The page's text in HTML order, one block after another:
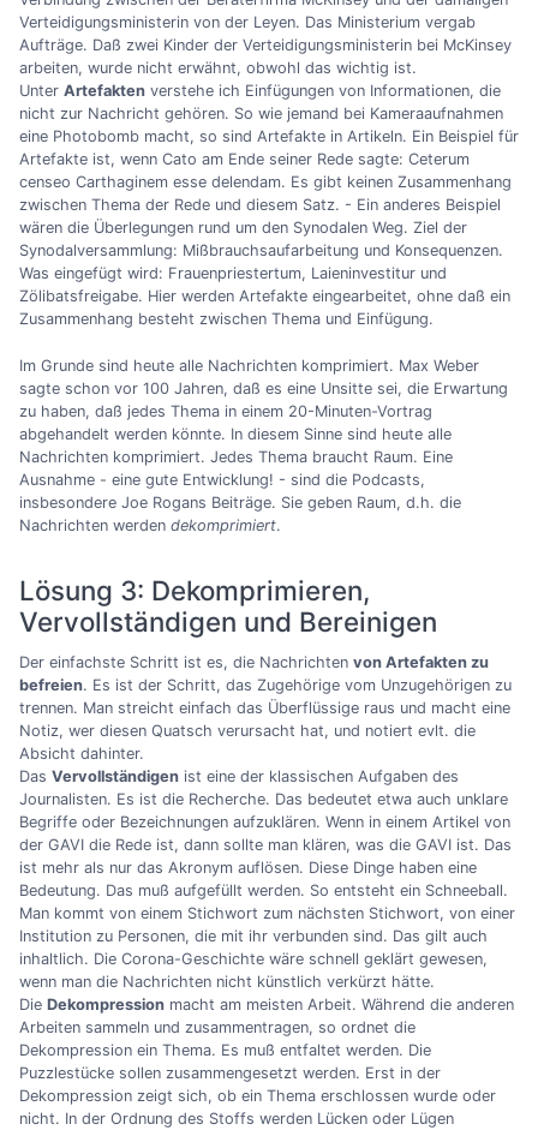
Verteidigungsministerin von der Leyen. Das Ministerium vergab
Aufträge. Daß zwei Kinder der Verteidigungsministerin bei McKinsey
arbeiten, wurde nicht erwähnt, obwohl das wichtig ist.
Unter Artefakten verstehe ich Einfügungen von Informationen, die
nicht zur Nachricht gehören. So wie jemand bei Kameraaufnahmen
eine Photobomb macht, so sind Artefakte in Artikeln. Ein Beispiel für
Artefakte ist, wenn Cato am Ende seiner Rede sagte: Ceterum
censeo Carthaginem esse delendam. Es gibt keinen Zusammenhang
zwischen Thema der Rede und diesem Satz. - Ein anderes Beispiel
wären die Überlegungen rund um den Synodalen Weg. Ziel der
Synodalversammlung: Mißbrauchsaufarbeitung und Konsequenzen.
Was eingefügt wird: Frauenpriestertum, Laieninvestitur und
Zölibatsfreigabe. Hier werden Artefakte eingearbeitet, ohne daß ein
Zusammenhang besteht zwischen Thema und Einfügung.
Im Grunde sind heute alle Nachrichten komprimiert. Max Weber
sagte schon vor 100 Jahren, daß es eine Unsitte sei, die Erwartung
zu haben, daß jedes Thema in einem 20-Minuten-Vortrag
abgehandelt werden könnte. In diesem Sinne sind heute alle
Nachrichten komprimiert. Jedes Thema braucht Raum. Eine
Ausnahme - eine gute Entwicklung! - sind die Podcasts,
insbesondere Joe Rogans Beiträge. Sie geben Raum, d.h. die
Nachrichten werden dekomprimiert.
Lösung 3: Dekomprimieren,
Vervollständigen und Bereinigen
Der einfachste Schritt ist es, die Nachrichten von Artefakten zu
befreien. Es ist der Schritt, das Zugehörige vom Unzugehörigen zu
trennen. Man streicht einfach das Überflüssige raus und macht eine
Notiz, wer diesen Quatsch verursacht hat, und notiert evlt. die
Absicht dahinter.
Das Vervollständigen ist eine der klassischen Aufgaben des
Journalisten. Es ist die Recherche. Das bedeutet etwa auch unklare
Begriffe oder Bezeichnungen aufzuklären. Wenn in einem Artikel von
der GAVI die Rede ist, dann sollte man klären, was die GAVI ist. Das
ist mehr als nur das Akronym auflösen. Diese Dinge haben eine
Bedeutung. Das muß aufgefüllt werden. So entsteht ein Schneeball.
Man kommt von einem Stichwort zum nächsten Stichwort, von einer
Institution zu Personen, die mit ihr verbunden sind. Das gilt auch
inhaltlich. Die Corona-Geschichte wäre schnell geklärt gewesen,
wenn man die Nachrichten nicht künstlich verkürzt hätte.
Die Dekompression macht am meisten Arbeit. Während die anderen
Arbeiten sammeln und zusammentragen, so ordnet die
Dekompression ein Thema. Es muß entfaltet werden. Die
Puzzlestücke sollen zusammengesetzt werden. Erst in der
Dekompression zeigt sich, ob ein Thema erschlossen wurde oder
nicht. In der Ordnung des Stoffs werden Lücken oder Lügen